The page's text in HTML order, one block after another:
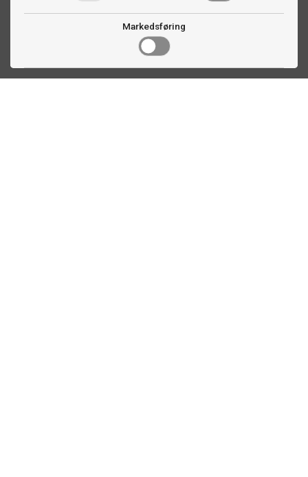
Markedsføring